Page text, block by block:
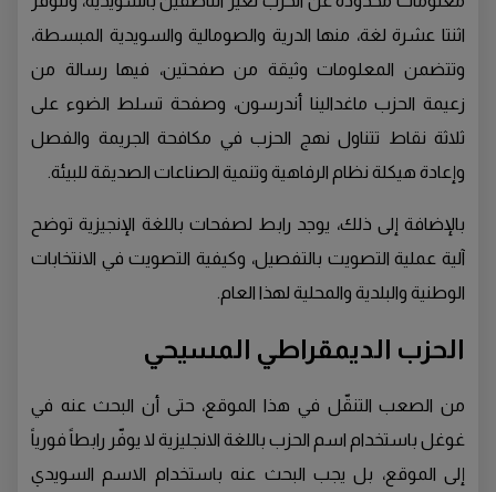
اثنتا عشرة لغة، منها الدرية والصومالية والسويدية المبسطة،
وتتضمن المعلومات وثيقة من صفحتين، فيها رسالة من
زعيمة الحزب ماغدالينا أندرسون، وصفحة تسلط الضوء على
ثلاثة نقاط تتناول نهج الحزب في مكافحة الجريمة والفصل
وإعادة هيكلة نظام الرفاهية وتنمية الصناعات الصديقة للبيئة.
بالإضافة إلى ذلك، يوجد رابط لصفحات باللغة الإنجيزية توضح
آلية عملية التصويت بالتفصيل، وكيفية التصويت في الانتخابات
الوطنية والبلدية والمحلية لهذا العام.
الحزب الديمقراطي المسيحي
من الصعب التنقّل في هذا الموقع، حتى أن البحث عنه في
غوغل باستخدام اسم الحزب باللغة الانجليزية لا يوفّر رابطاً فورياً
إلى الموقع، بل يجب البحث عنه باستخدام الاسم السويدي